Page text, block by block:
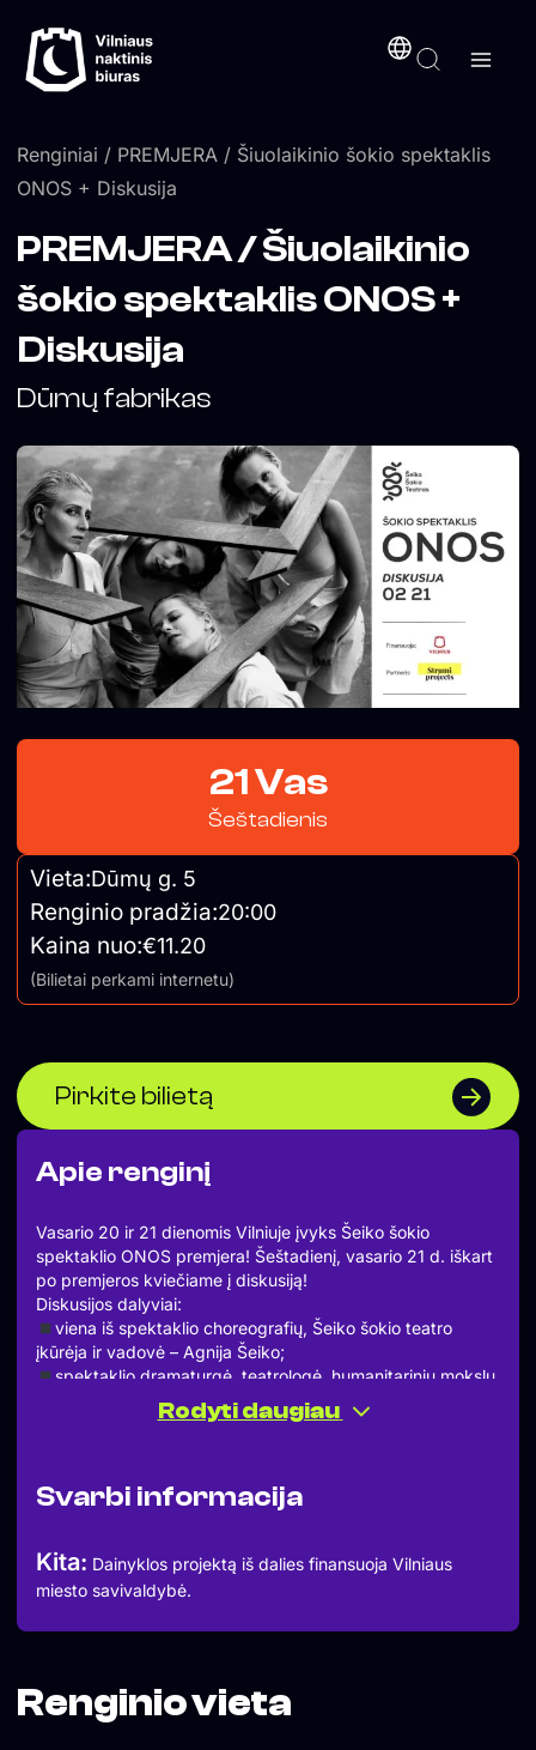
prie
turinio
Renginiai / PREMJERA / Šiuolaikinio šokio spektaklis
ONOS + Diskusija
Apie renginį
Vasario 20 ir 21 dienomis Vilniuje įvyks Šeiko šokio
spektaklio ONOS premjera! Šeštadienį, vasario 21 d. iškart
po premjeros kviečiame į diskusiją!
Diskusijos dalyviai:
viena iš spektaklio choreografių, Šeiko šokio teatro
įkūrėja ir vadovė – Agnija Šeiko;
spektaklio dramaturgė, teatrologė, humanitarinių mokslų
daktarė – Goda Dapšytė;
istorikė, rašytoja – Kristina Petrasukė.
paskatinusių atsigręžti į nutylėtas dvarų istorijas ir moterų
Diskusijoje taip pat bus reflektuojama „ONOS“ kaip
bendrinio vardo reikšmė – kaip simbolio, jungiančio
Ši diskusija yra VšĮ Strumi Projects projekto „Šeikio teatro
premjera Vilniuje: šiuolaikinio šokio spektaklis ONOS“ dalis.
Rodyti daugiau
Svarbi informacija
Kita: Dainyklos projektą iš dalies finansuoja Vilniaus
miesto savivaldybė.
PREMJERA / Šiuolaikinio
šokio spektaklis ONOS +
Diskusija
Dūmų fabrikas
21 Vas
Šeštadienis
Vieta:Dūmų g. 5
Renginio pradžia:20:00
Kaina nuo:€11.20
(Bilietai perkami internetu)
Pirkite bilietą
Renginio vieta